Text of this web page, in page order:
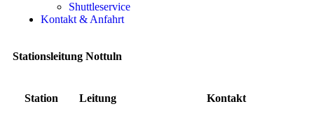
Shuttleservice
Kontakt & Anfahrt
Stationsleitung Nottuln
Station Leitung Kontakt